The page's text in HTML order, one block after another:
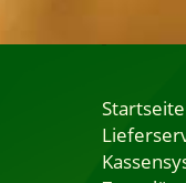
Startseite